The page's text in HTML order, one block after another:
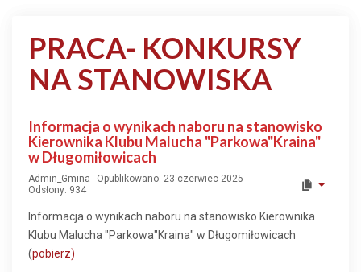
PRACA- KONKURSY
NA STANOWISKA
Informacja o wynikach naboru na stanowisko
Kierownika Klubu Malucha "Parkowa"Kraina"
w Długomiłowicach
Admin_Gmina
Opublikowano: 23 czerwiec 2025
Odsłony: 934
Informacja o wynikach naboru na stanowisko Kierownika
Klubu Malucha "Parkowa"Kraina" w Długomiłowicach
(pobierz)